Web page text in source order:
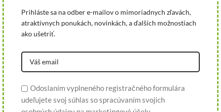
Prihláste sa na odber e-mailov o mimoriadnych zľavách,
atraktívnych ponukách, novinkách, a ďalších možnostiach
ako ušetriť.
Odoslaním vyplneného registračného formulára
udeľujete svoj súhlas so spracúvaním svojich